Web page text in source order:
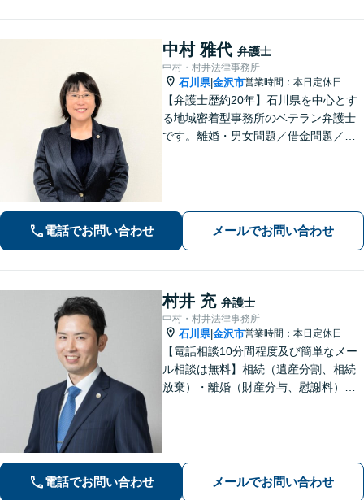
中村 雅代 弁護士
中村・村井法律事務所
石川県|金沢市営業時間：本日定休日
【弁護士歴約20年】石川県を中心とす
る地域密着型事務所のベテラン弁護士
です。離婚・男女問題／借金問題／刑
電話でお問い合わせ メールでお問い合わせ
村井 充 弁護士
中村・村井法律事務所
石川県|金沢市営業時間：本日定休日
【電話相談10分間程度及び簡単なメー
ル相談は無料】相続（遺産分割、相続
放棄）・離婚（財産分与、慰謝料）・
電話でお問い合わせ メールでお問い合わせ